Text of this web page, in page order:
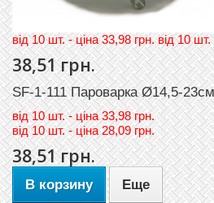
вiд 10 шт. - цiна 33,98 грн. вiд 10 шт.
38,51 грн.
SF-1-111 Пароварка Ø14,5-23см
вiд10 шт. - цiна 33,98 грн.
вiд10 шт. - цiна 28,09 грн.
38,51 грн.
В корзину Еще